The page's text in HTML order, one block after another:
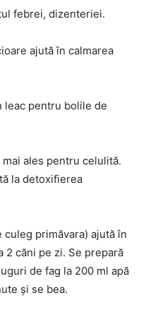
febrei, dizenteriei.
ajută în calmarea
leac pentru bolile de
ales pentru celulită.
la detoxifierea
primăvara) ajută în
2 căni pe zi. Se prepară
de fag la 200 ml apă
și se bea.